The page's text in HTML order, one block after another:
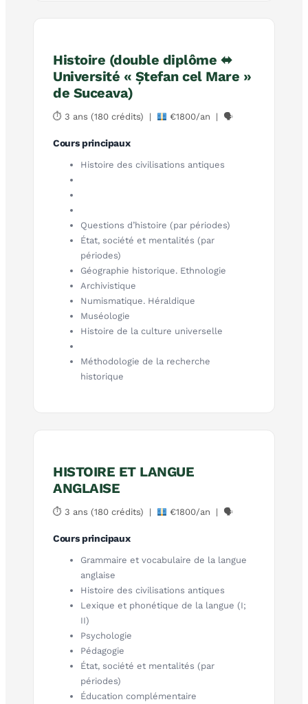
Histoire (double diplôme ⬌
Université « Ștefan cel Mare »
de Suceava)
⏱ 3 ans (180 crédits) | €1800/an | 🗣
Cours principaux
Histoire des civilisations antiques
Questions d’histoire (par périodes)
État, société et mentalités (par
périodes)
Géographie historique. Ethnologie
Archivistique
Numismatique. Héraldique
Muséologie
Histoire de la culture universelle
Méthodologie de la recherche
historique
HISTOIRE ET LANGUE
ANGLAISE
⏱ 3 ans (180 crédits) | €1800/an | 🗣
Cours principaux
Grammaire et vocabulaire de la langue
anglaise
Histoire des civilisations antiques
Lexique et phonétique de la langue (I;
II)
Psychologie
Pédagogie
État, société et mentalités (par
périodes)
Éducation complémentaire